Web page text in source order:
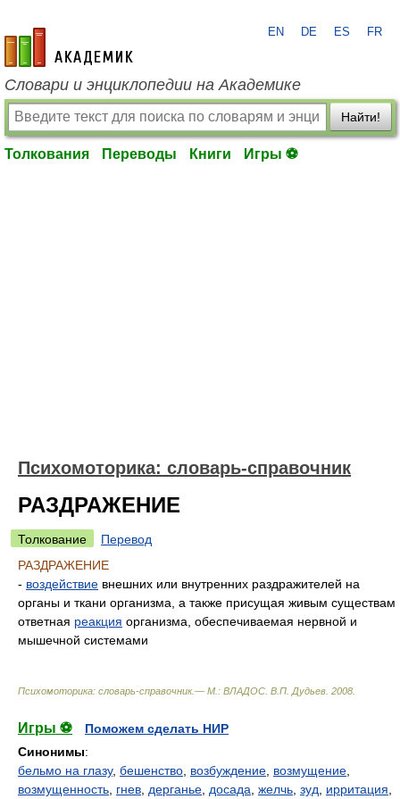
academic.ru
EN DE ES FR
Словари и энциклопедии на Академике
Найти!
Толкования Переводы Книги Игры ⚽
Психомоторика: cловарь-справочник
РАЗДРАЖЕНИЕ
Толкование
Перевод
РАЗДРАЖЕНИЕ
- воздействие внешних или внутренних раздражителей на
органы и ткани организма, а также присущая живым существам
ответная реакция организма, обеспечиваемая нервной и
мышечной системами
Психомоторика: cловарь-справочник.— М.: ВЛАДОС В.П. Дудьев 2008
Игры ⚽
Поможем сделать НИР
Синонимы:
бельмо на глазу, бешенство возбуждение возмущение
возмущенность гнев дерганье досада желчь зуд ирритация